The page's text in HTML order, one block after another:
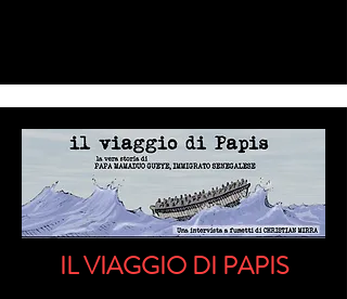
IL VIAGGIO DI PAPIS